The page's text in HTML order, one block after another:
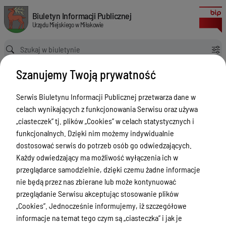
Utworzenie 5 Otwartych Stref Aktywności na terenie Gminy Miłakowo
Biuletyn Informacji Publicznej Urzędu Miejskiego w Miłakowie
Biuletyn Informacji Publicznej
Urzędu Miejskiego w Miłakowie
Ścieżka powrotu
Strona główna
Zamówienia publiczne
Utworzenie 5 Otwartych Stref Aktywności na terenie Gminy Miłakowo
Zamówienia publiczne
Menu Przedmiotowe
Urząd Miejski w Miłakowie
Gmina Miłakowo
Majątek i finanse
Zamówienia publiczne
Urząd Stanu Cywilnego
Ewidencja ludności, dowody osobiste,
Wersja
nieobowiązująca z dnia
01-02-2019 10:37:05
Drukuj
Utworzenie 5
Otwartych
Stref
Aktywności na
Szanujemy Twoją prywatność
Serwis Biuletynu Informacji Publicznej przetwarza dane w
celach wynikających z funkcjonowania Serwisu oraz używa
„ciasteczek” tj. plików „Cookies” w celach statystycznych i
funkcjonalnych. Dzięki nim możemy indywidualnie
dostosować serwis do potrzeb osób go odwiedzających.
Każdy odwiedzający ma możliwość wyłączenia ich w
przeglądarce samodzielnie, dzięki czemu żadne informacje
nie będą przez nas zbierane lub może kontynuować
przeglądanie Serwisu akceptując stosowanie plików
„Cookies”. Jednocześnie informujemy, iż szczegółowe
informacje na temat tego czym są „ciasteczka” i jak je